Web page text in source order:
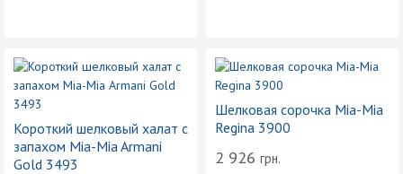
Короткий шелковый халат с
запахом Mia-Mia Armani
Gold 3493
Шелковая сорочка Mia-Mia
Regina 3900
2 926 грн.